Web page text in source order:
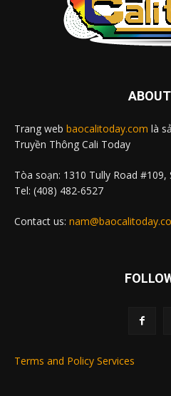
Trang web baocalitoday.com là
Truyền Thông Cali Today
Tòa soạn: 1310 Tully Road #109,
Tel: (408) 482-6527
Contact us:
Terms and Policy Services